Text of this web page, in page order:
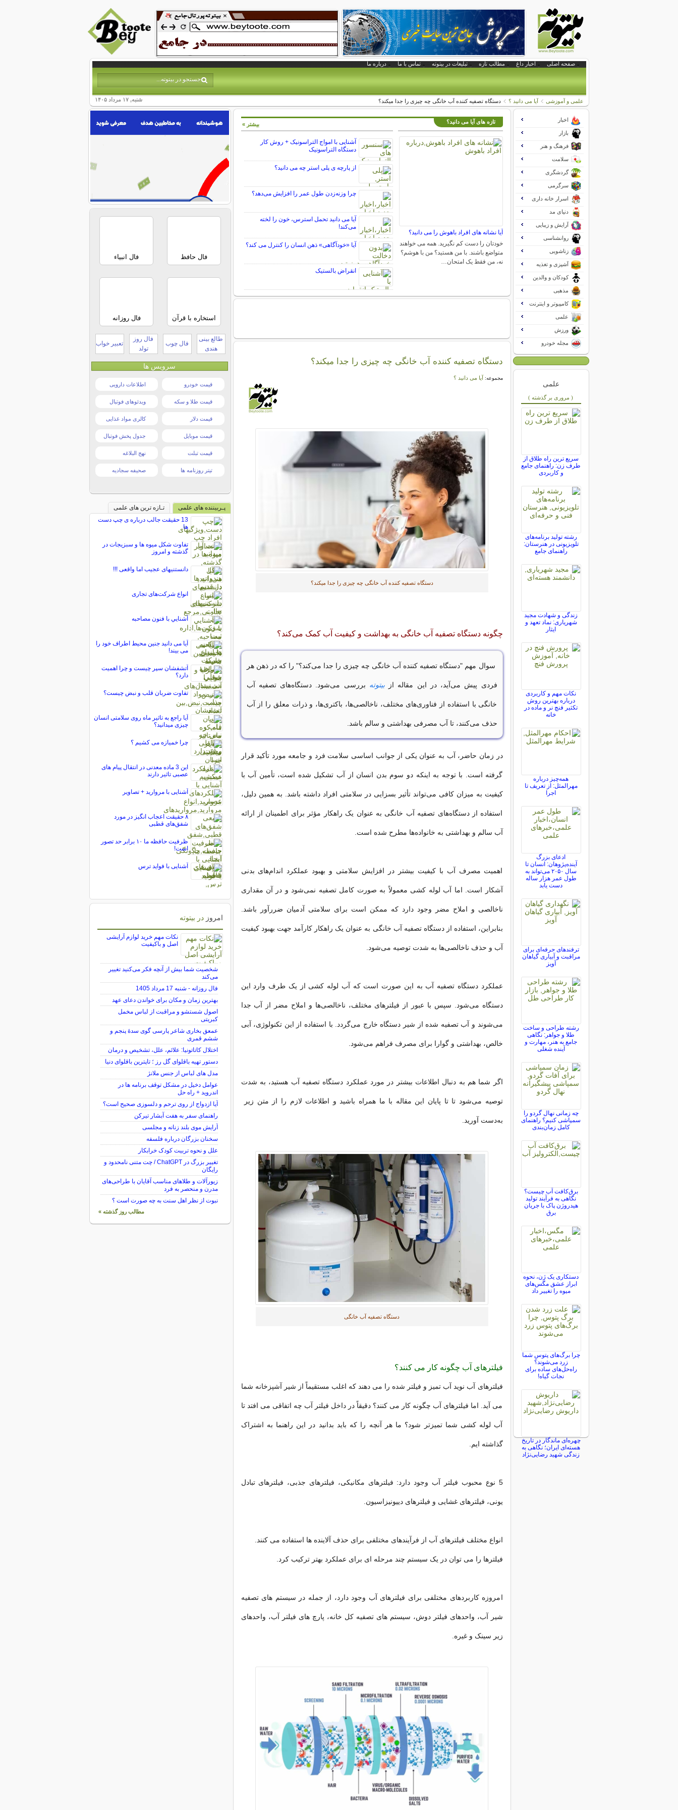
صفحه اصلی اخبار داغ مطالب تازه تبلیغات در بیتوته تماس با ما درباره ما
شنبه, ۱۷ مرداد ۱۴۰۵ علمی و آموزشی آیا می دانید ؟ دستگاه تصفیه کننده آب خانگی چه چیزی را جدا میکند؟
تازه های آیا می دانید؟
آیا نشانه های افراد باهوش را می دانید؟
خودتان را دست کم نگیرید. همه می خواهند
متواضع باشند. با من هستید؟ من با هوشم؟
نه، من فقط یک امتحان…
آشنایی با امواج التراسونیک + روش کار
دستگاه التراسونیک
از پارچه ی پلی استر چه می دانید؟
چرا وزنه‌زدن طول عمر را افزایش می‌دهد؟
آیا می دانید تحمل استرس، خون را لخته
می‌کند!
آیا «خودآگاهی» ذهن انسان را کنترل می کند؟
انقراض بالستیک
بیشتر »
دستگاه تصفیه کننده آب خانگی چه چیزی را جدا میکند؟
مجموعه: آیا می دانید ؟
دستگاه تصفیه کننده آب خانگی چه چیزی را جدا میکند؟
چگونه دستگاه تصفیه آب خانگی به بهداشت و کیفیت آب کمک می‌کند؟
سوال مهم "دستگاه تصفیه کننده آب خانگی چه چیزی را جدا می‌کند؟" را که در ذهن هر
فردی پیش می‌آید، در این مقاله ازبیتوته بررسی می‌شود. دستگاه‌های تصفیه آب
خانگی با استفاده از فناوری‌های مختلف، ناخالصی‌ها، باکتری‌ها، و ذرات معلق را از آب
حذف می‌کنند، تا آب مصرفی بهداشتی و سالم باشد.
در زمان حاضر، آب به عنوان یکی از جوانب اساسی سلامت فرد و جامعه مورد تأکید قرار
گرفته است. با توجه به اینکه دو سوم بدن انسان از آب تشکیل شده است، تأمین آب با
کیفیت به میزان کافی می‌تواند تأثیر بسزایی در سلامتی افراد داشته باشد. به همین دلیل،
استفاده از دستگاه‌های تصفیه آب خانگی به عنوان یک راهکار مؤثر برای اطمینان از ارائه
آب سالم و بهداشتی به خانواده‌ها مطرح شده است.
اهمیت مصرف آب با کیفیت بیشتر در افزایش سلامتی و بهبود عملکرد اندام‌های بدنی
آشکار است. اما آب لوله کشی معمولاً به صورت کامل تصفیه نمی‌شود و در آن مقداری
ناخالصی و املاح مضر وجود دارد که ممکن است برای سلامتی آدمیان ضررآور باشد.
بنابراین، استفاده از دستگاه تصفیه آب خانگی به عنوان یک راهکار کارآمد جهت بهبود کیفیت
آب و حذف ناخالصی‌ها به شدت توصیه می‌شود.
عملکرد دستگاه تصفیه آب به این صورت است که آب لوله کشی از یک طرف وارد این
دستگاه می‌شود. سپس با عبور از فیلترهای مختلف، ناخالصی‌ها و املاح مضر از آب جدا
می‌شوند و آب تصفیه شده از شیر دستگاه خارج می‌گردد. با استفاده از این تکنولوژی، آبی
خالص، بهداشتی و گوارا برای مصرف فراهم می‌شود.
اگر شما هم به دنبال اطلاعات بیشتر در مورد عملکرد دستگاه تصفیه آب هستید، به شدت
توصیه می‌شود تا تا پایان این مقاله با ما همراه باشید و اطلاعات لازم را از متن زیر
به‌دست آورید.
دستگاه تصفیه آب خانگی
فیلترهای آب چگونه کار می کنند؟
فیلترهای آب نوید آب تمیز و فیلتر شده را می دهند که اغلب مستقیماً از شیر آشپزخانه شما
می آید. اما فیلترهای آب چگونه کار می کنند؟ دقیقاً در داخل فیلتر آب چه اتفاقی می افتد تا
آب لوله کشی شما تمیزتر شود؟ ما هر آنچه را که باید بدانید در این راهنما به اشتراک
گذاشته ایم.
5 نوع محبوب فیلتر آب وجود دارد: فیلترهای مکانیکی، فیلترهای جذبی، فیلترهای تبادل
یونی، فیلترهای غشایی و فیلترهای دییونیزاسیون.
انواع مختلف فیلترهای آب از فرآیندهای مختلفی برای حذف آلاینده ها استفاده می کنند.
فیلترها را می توان در یک سیستم چند مرحله ای برای عملکرد بهتر ترکیب کرد.
امروزه کاربردهای مختلفی برای فیلترهای آب وجود دارد، از جمله در سیستم های تصفیه
شیر آب، واحدهای فیلتر دوش، سیستم های تصفیه کل خانه، پارچ های فیلتر آب، واحدهای
زیر سینک و غیره.
اخبار
بازار
فرهنگ و هنر
سلامت
گردشگری
سرگرمی
اسرار خانه داری
دنیای مد
آرایش و زیبایی
روانشناسی
زناشویی
آشپزی و تغذیه
کودکان و والدین
مذهبی
کامپیوتر و اینترنت
علمی
ورزش
مجله خودرو
علمی
( مروری بر گذشته )
سریع ترین راه طلاق از
طرف زن: راهنمای جامع
و کاربردی
رشته تولید برنامه‌های
تلویزیونی در هنرستان:
راهنمای جامع
زندگی و شهادت مجید
شهریاری: نماد تعهد و
ایثار
نکات مهم و کاربردی
درباره بهترین روش
تکثیر فنچ نر و ماده در
خانه
همه‌چیز درباره
مهرالمثل: از تعریف تا
اجرا
ادعای بزرگ
آینده‌پژوهان: انسان تا
سال ۲۰۵۰ می‌تواند به
طول عمر هزار ساله
دست یابد
ترفندهای حرفه‌ای برای
مراقبت و آبیاری گیاهان
آویز
رشته طراحی و ساخت
طلا و جواهر: نگاهی
جامع به هنر، مهارت و
آینده شغلی
چه زمانی نهال گردو را
سمپاشی کنیم؟ راهنمای
کامل زمان‌بندی
برق‌کافت آب چیست؟
نگاهی به فرآیند تولید
هیدروژن پاک با جریان
برق
دستکاری یک ژن، نحوه
ابراز عشق مگس‌های
میوه را تغییر داد
چرا برگ‌های پتوس شما
زرد می‌شوند؟
راه‌حل‌های ساده برای
نجات گیاه!
چهره‌ای ماندگار در تاریخ
هسته‌ای ایران؛ نگاهی به
زندگی شهید رضایی‌نژاد
فال حافظ فال انبیاء
استخاره با قرآن فال روزانه
طالع بینی
هندی
فال چوب
فال روز
تولد
تعبیر خواب
سرویس ها
قیمت خودرو اطلاعات دارویی
قیمت طلا و سکه ویدئوهای فوتبال
قیمت دلار کالری مواد غذایی
قیمت موبایل جدول پخش فوتبال
قیمت تبلت نهج البلاغه
تیتر روزنامه ها صحیفه سجادیه
پـربیننده های علمی
تـازه ترین های علمی
13 حقیقت جالب درباره ی چپ دست
ها
تفاوت شکل میوه ها و سبزیجات در
گذشته و امروز
دانستنیهای عجیب اما واقعی !!!
انواع شرکت‌های تجاری
آشنايي با فنون مصاحبه
آیا می دانید جنین محیط اطراف خود را
می بیند!
آتشفشان سپر چیست و چرا اهمیت
دارد؟
تفاوت ضربان قلب و نبض چیست؟
آیا راجع به تاثیر ماه روی سلامتی انسان
چیزی میدانید؟
چرا خمیازه می کشیم ؟
این 3 ماده معدنی در انتقال پیام های
عصبی تاثیر دارند
آشنایی با مروارید + تصاویر
۸ حقیقت اعجاب انگیز در مورد
شفق‌های قطبی
ظرفیت حافظه ما ۱۰ برابر حد تصور
است!
آشنایی با فواید ترس
امروز در بیتوته
نکات مهم خرید لوازم آرایشی
اصل و باکیفیت
شخصیت شما بیش از آنچه فکر می‌کنید تغییر
می‌کند
فال روزانه - شنبه 17 مرداد 1405
بهترین زمان و مکان برای خواندن دعای عهد
اصول شستشو و مراقبت از لباس مخمل
کبریتی
عمعق بخاری شاعر پارسی گوی سدهٔ پنجم و
ششم قمری
اختلال کاتاتونیا: علائم، علل، تشخیص و درمان
دستور تهیه باقلوای گل رز ؛ تاپترین باقلوای دنیا
مدل های لباس از جنس ملانژ
عوامل دخیل در مشکل توقف برنامه ها در
اندروید + راه حل
آیا ازدواج از روی ترحم و دلسوزی صحیح است؟
راهنمای سفر به هفت آبشار تیرکن
آرایش موی بلند زنانه و مجلسی
سخنان بزرگان درباره فلسفه
علل و نحوه تربیت کودک خرابکار
تغییر بزرگ در ChatGPT / چت متنی نامحدود و
رایگان
زیورآلات و طلاهای مناسب آقایان با طراحی‌های
مدرن و منحصر به فرد
نبوت از نظر اهل سنت به چه صورت است ؟
مطالب روز گذشته »